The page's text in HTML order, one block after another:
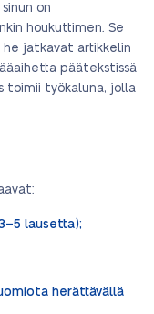
on
houkuttimen. Se
he jatkavat artikkelin
päätekstissä
toimii työkaluna, jolla
lausetta);
herättävällä